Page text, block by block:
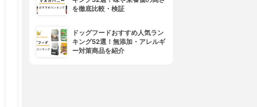
を徹底比較・検証
ドッグフードおすすめ人気ラン
キング52選！無添加・アレルギ
ー対策商品を紹介